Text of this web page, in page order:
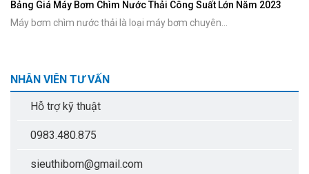
Bảng Giá Máy Bơm Chìm Nước Thải Công Suất Lớn Năm 2023
Máy bơm chìm nước thải là loại máy bơm chuyên...
NHÂN VIÊN TƯ VẤN
Hỗ trợ kỹ thuật
0983.480.875
sieuthibom@gmail.com